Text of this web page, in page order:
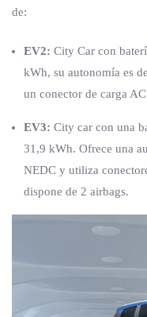
de:
EV2: City Car con
kWh, su autonomía es
un conector de carga
EV3: City car con una
31,9 kWh. Ofrece una
NEDC y utiliza
dispone de 2 airbags.